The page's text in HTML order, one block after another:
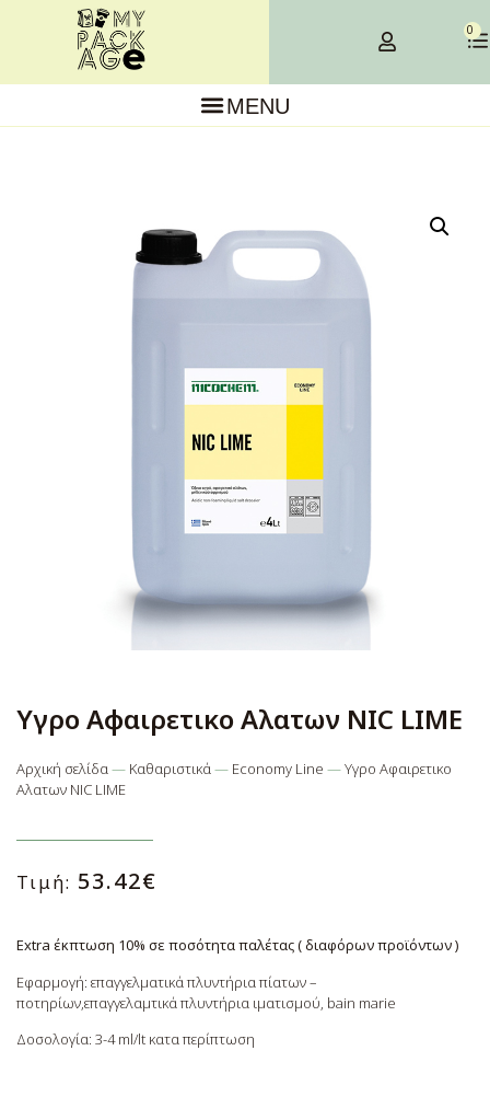
0
MENU
Υγρο Αφαιρετικο Αλατων NIC LIME
Αρχική σελίδα — Καθαριστικά — Economy Line —Υγρο Αφαιρετικο
Αλατων NIC LIME
Τιμή: 53.42€
Extra έκπτωση 10% σε ποσότητα παλέτας ( διαφόρων προϊόντων )
Εφαρμογή: επαγγελματικά πλυντήρια πίατων –
ποτηρίων,επαγγελαμτικά πλυντήρια ιματισμού, bain marie
Δοσολογία: 3-4 ml/lt κατα περίπτωση
Powered by
πληροφορίες των cookies αποθηκεύονται στο
όπως η αναγνώρισή σας όταν επιστρέφετε στον
ιστότοπό μας και βοηθώντας την ομάδα μας να καταλάβει
ενδιαφέροντα και χρήσιμα.
×